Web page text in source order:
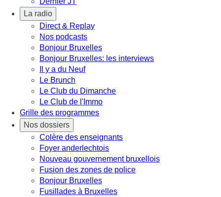
La radio
Direct & Replay
Nos podcasts
Bonjour Bruxelles
Bonjour Bruxelles: les interviews
Il y a du Neuf
Le Brunch
Le Club du Dimanche
Le Club de l'Immo
Grille des programmes
Nos dossiers
Colère des enseignants
Foyer anderlechtois
Nouveau gouvernement bruxellois
Fusion des zones de police
Bonjour Bruxelles
Fusillades à Bruxelles